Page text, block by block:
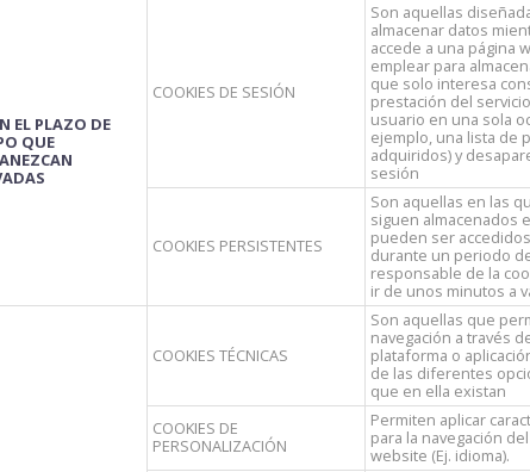
EL PLAZO DE
QUE
COOKIES DE SESIÓN
Son aquellas
almacenar datos
accede a una página
emplear para
que solo interesa
prestación del
usuario en una sola
ejemplo, una lista de
adquiridos) y
sesión
COOKIES PERSISTENTES
Son aquellas en las
siguen almacenados
pueden ser
durante un periodo
responsable de la
ir de unos minutos a
COOKIES TÉCNICAS
Son aquellas que
navegación a través
plataforma o
de las diferentes
que en ella existan
COOKIES DE
PERSONALIZACIÓN
Permiten aplicar
para la navegación
website (Ej. idioma).